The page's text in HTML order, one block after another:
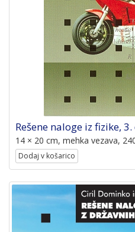
Rešene naloge iz fizike,
14 × 20 cm, mehka vezava,
Dodaj v košarico